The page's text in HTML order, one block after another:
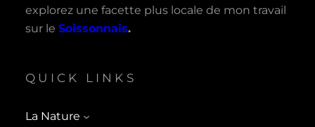
explorez une facette plus locale de mon travail
sur le Soissonnais.
QUICK LINKS
La Nature